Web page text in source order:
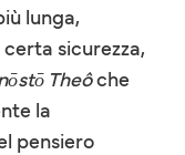
lunga,
sicurezza,
Theôche
la
pensiero